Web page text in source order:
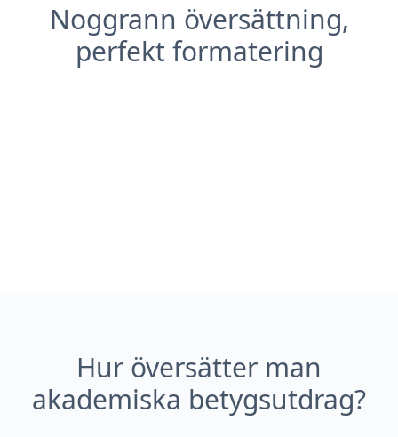
Noggrann översättning,
perfekt formatering
Hur översätter man
akademiska betygsutdrag?